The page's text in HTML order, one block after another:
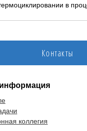
в
Контакты
коллегия